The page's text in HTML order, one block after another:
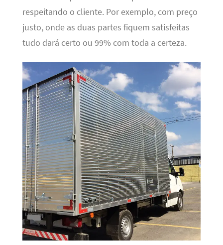
respeitando o cliente. Por exemplo, com preço
justo, onde as duas partes fiquem satisfeitas
tudo dará certo ou 99% com toda a certeza.